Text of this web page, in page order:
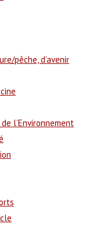
pêche, d’avenir
l’Environnement